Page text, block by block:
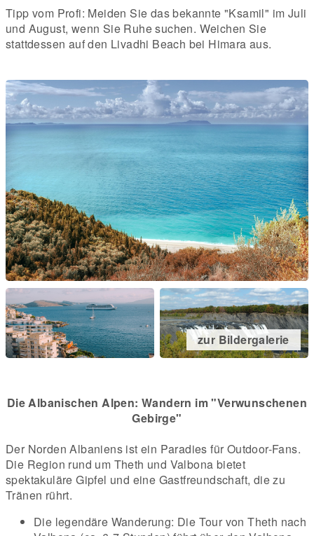
Tipp vom Profi: Meiden Sie das bekannte "Ksamil" im Juli
und August, wenn Sie Ruhe suchen. Weichen Sie
stattdessen auf den Livadhi Beach bei Himara aus.
zur Bildergalerie
Die Albanischen Alpen: Wandern im "Verwunschenen
Gebirge"
Der Norden Albaniens ist ein Paradies für Outdoor-Fans.
Die Region rund um Theth und Valbona bietet
spektakuläre Gipfel und eine Gastfreundschaft, die zu
Tränen rührt.
Die legendäre Wanderung: Die Tour von Theth nach